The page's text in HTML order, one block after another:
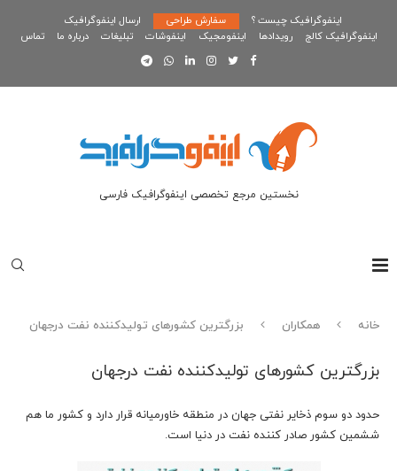
اینفوگرافیک چیست ؟ سفارش طراحی
ارسال اینفوگرافیک
اینفوگرافیک کالج
رویدادها اینفومجیک اینفوشات تبلیغات درباره ما تماس
نخستین مرجع تخصصی اینفوگرافیک فارسی
خانه همکاران بزرگترین کشورهای تولیدکننده نفت درجهان
بزرگترین کشورهای تولیدکننده نفت درجهان
حدود دو سوم ذخایر نفتی جهان در منطقه خاورمیانه قرار دارد و کشور ما هم
ششمین کشور صادر کننده نفت در دنیا است.